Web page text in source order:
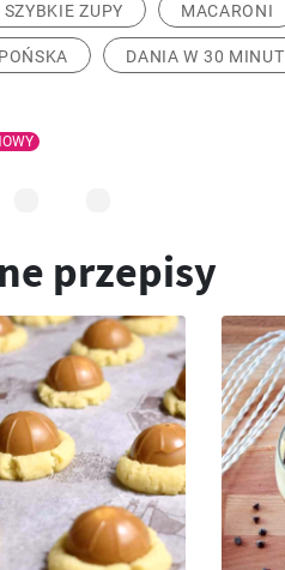
SZYBKIE ZUPY MACARONI
DANIA W 30 MINUT
przepisy